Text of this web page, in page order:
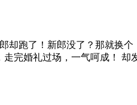
却跑了！新郎没了？那就换
完婚礼过场，一气呵成！ 却